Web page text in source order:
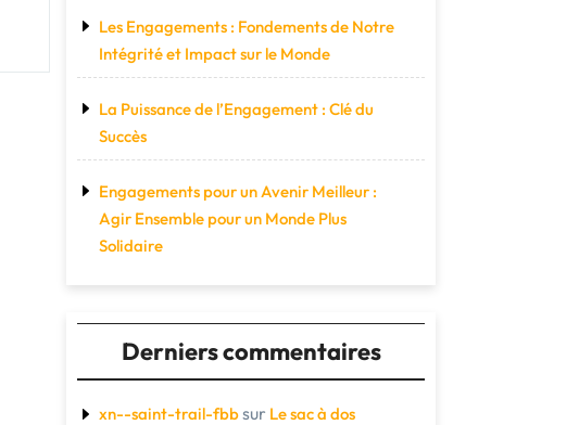
Les Engagements : Fondements de Notre
Intégrité et Impact sur le Monde
La Puissance de l’Engagement : Clé du
Succès
Engagements pour un Avenir Meilleur :
Agir Ensemble pour un Monde Plus
Solidaire
Derniers commentaires
xn--saint-trail-fbbsur Le sac à dos